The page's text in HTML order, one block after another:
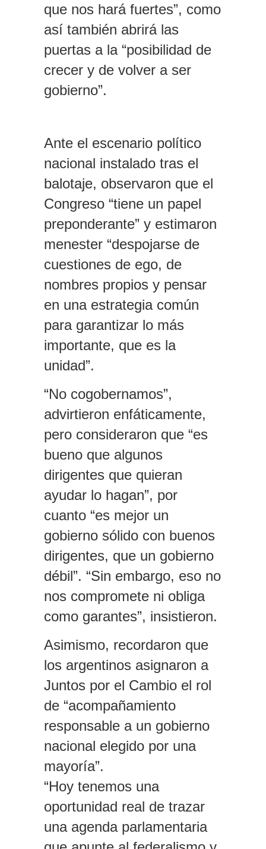
que nos hará fuertes”, como
así también abrirá las
puertas a la “posibilidad de
crecer y de volver a ser
gobierno”.
Ante el escenario político
nacional instalado tras el
balotaje, observaron que el
Congreso “tiene un papel
preponderante” y estimaron
menester “despojarse de
cuestiones de ego, de
nombres propios y pensar
en una estrategia común
para garantizar lo más
importante, que es la
unidad”.
“No cogobernamos”,
advirtieron enfáticamente,
pero consideraron que “es
bueno que algunos
dirigentes que quieran
ayudar lo hagan”, por
cuanto “es mejor un
gobierno sólido con buenos
dirigentes, que un gobierno
débil”. “Sin embargo, eso no
nos compromete ni obliga
como garantes”, insistieron.
Asimismo, recordaron que
los argentinos asignaron a
Juntos por el Cambio el rol
de “acompañamiento
responsable a un gobierno
nacional elegido por una
mayoría”.
“Hoy tenemos una
oportunidad real de trazar
una agenda parlamentaria